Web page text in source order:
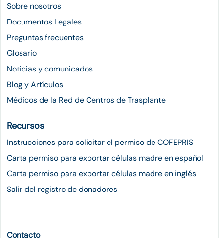
Sobre nosotros
Documentos Legales
Preguntas frecuentes
Glosario
Noticias y comunicados
Blog y Artículos
Médicos de la Red de Centros de Trasplante
Recursos
Instrucciones para solicitar el permiso de COFEPRIS
Carta permiso para exportar células madre en español
Carta permiso para exportar células madre en inglés
Salir del registro de donadores
Contacto